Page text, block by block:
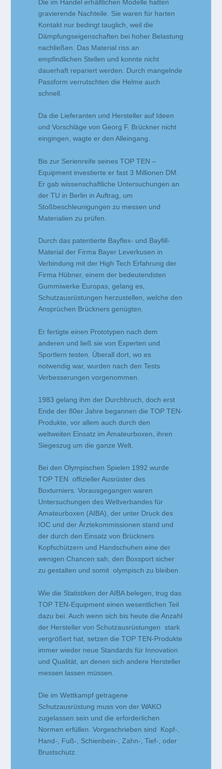
Die im Handel erhältlichen Modelle hatten
gravierende Nachteile. Sie waren für harten
Kontakt nur bedingt tauglich, weil die
Dämpfungseigenschaften bei hoher Belastung
nachließen. Das Material riss an
empfindlichen Stellen und konnte nicht
dauerhaft repariert werden. Durch mangelnde
Passform verrutschten die Helme auch
schnell.
Da die Lieferanten und Hersteller auf Ideen
und Vorschläge von Georg F. Brückner nicht
eingingen, wagte er den Alleingang.
Bis zur Serienreife seines TOP TEN –
Equipment investierte er fast 3 Millionen DM.
Er gab wissenschaftliche Untersuchungen an
der TU in Berlin in Auftrag, um
Stoßbeschleunigungen zu messen und
Materialien zu prüfen.
Durch das patentierte Bayflex- und Bayfill-
Material der Firma Bayer Leverkusen in
Verbindung mit der High Tech Erfahrung der
Firma Hübner, einem der bedeutendsten
Gummiwerke Europas, gelang es,
Schutzausrüstungen herzustellen, welche den
Ansprüchen Brückners genügten.
Er fertigte einen Prototypen nach dem
anderen und ließ sie von Experten und
Sportlern testen. Überall dort, wo es
notwendig war, wurden nach den Tests
Verbesserungen vorgenommen.
1983 gelang ihm der Durchbruch, doch erst
Ende der 80er Jahre begannen die TOP TEN-
Produkte, vor allem auch durch den
weltweiten Einsatz im Amateurboxen, ihren
Siegeszug um die ganze Welt.
Bei den Olympischen Spielen 1992 wurde
TOP TEN offizieller Ausrüster des
Boxturniers. Vorausgegangen waren
Untersuchungen des Weltverbandes für
Amateurboxen (AIBA), der unter Druck des
IOC und der Ärztekommissionen stand und
der durch den Einsatz von Brückners
Kopfschützern und Handschuhen eine der
wenigen Chancen sah, den Boxsport sicher
zu gestalten und somit olympisch zu bleiben.
Wie die Statistiken der AIBA belegen, trug das
TOP TEN-Equipment einen wesentlichen Teil
dazu bei. Auch wenn sich bis heute die Anzahl
der Hersteller von Schutzausrüstungen stark
vergrößert hat, setzen die TOP TEN-Produkte
immer wieder neue Standards für Innovation
und Qualität, an denen sich andere Hersteller
messen lassen müssen.
Die im Wettkampf getragene
Schutzausrüstung muss von der WAKO
zugelassen sein und die erforderlichen
Normen erfüllen. Vorgeschrieben sind Kopf-,
Hand-, Fuß-, Schienbein-, Zahn-, Tief-, oder
Brustschutz.